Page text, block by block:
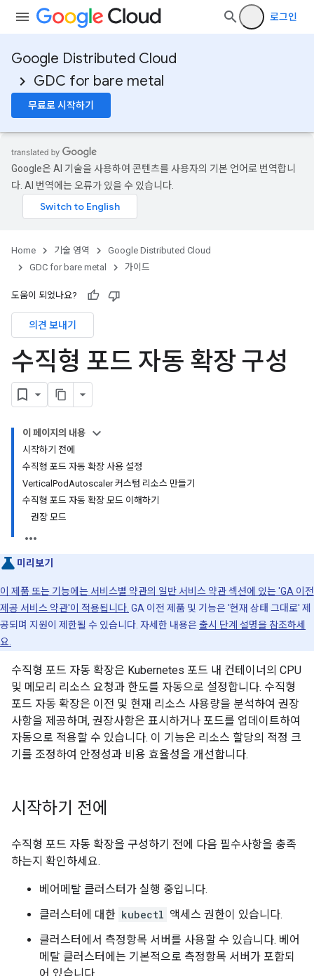
로그인
Google Distributed Cloud
GDC for bare metal
무료로 시작하기
Google은 AI 기술을 사용하여 콘텐츠를 사용자의 기본 언어로 번역합니
다. AI 번역에는 오류가 있을 수 있습니다.
Home 기술 영역
Google Distributed Cloud
GDC for bare metal
가이드
도움이 되었나요?
의견 보내기
수직형 포드 자동 확장 구성
이 페이지의 내용
시작하기 전에
수직형 포드 자동 확장 사용 설정
VerticalPodAutoscaler 커스텀 리소스 만들기
수직형 포드 자동 확장 모드 이해하기
권장 모드
미리보기
이 제품 또는 기능에는 서비스별 약관의 일반 서비스 약관 섹션에 있는 'GA 이전
제공 서비스 약관'이 적용됩니다. GA 이전 제품 및 기능은 '현재 상태 그대로' 제
공되며 지원이 제한될 수 있습니다. 자세한 내용은출시 단계 설명을 참조하세
요.
수직형 포드 자동 확장은 Kubernetes 포드 내 컨테이너의 CPU
및 메모리 리소스 요청과 한도를 자동으로 설정합니다. 수직형
포드 자동 확장은 이전 및 현재 리소스 사용량을 분석하여 권장
사항을 제공하며, 권장사항은 표시하거나 포드를 업데이트하여
자동으로 적용할 수 있습니다. 이 기능은 리소스 할당의 적정 크
기를 조정하여 안정성과 비용 효율성을 개선합니다.
시작하기 전에
수직형 포드 자동 확장을 구성하기 전에 다음 필수사항을 충족
하는지 확인하세요.
베어메탈 클러스터가 실행 중입니다.
클러스터에 대한 kubectl 액세스 권한이 있습니다.
클러스터에서 측정항목 서버를 사용할 수 있습니다. 베어
메탈 클러스터에는 기본적으로 측정항목 서버가 포함되